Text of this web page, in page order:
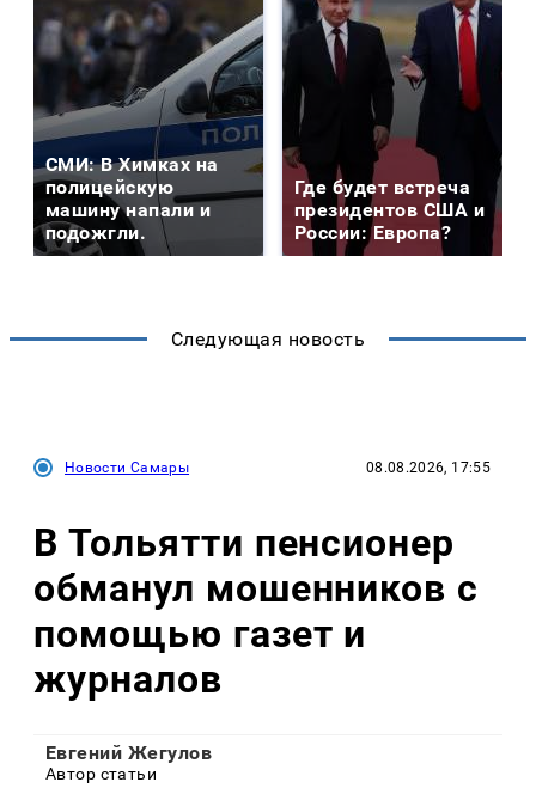
СМИ: В Химках на
полицейскую
машину напали и
подожгли.
Где будет встреча
президентов США и
России: Европа?
Следующая новость
Новости Самары 08.08.2026, 17:55
В Тольятти пенсионер
обманул мошенников с
помощью газет и
журналов
Евгений Жегулов
Автор статьи